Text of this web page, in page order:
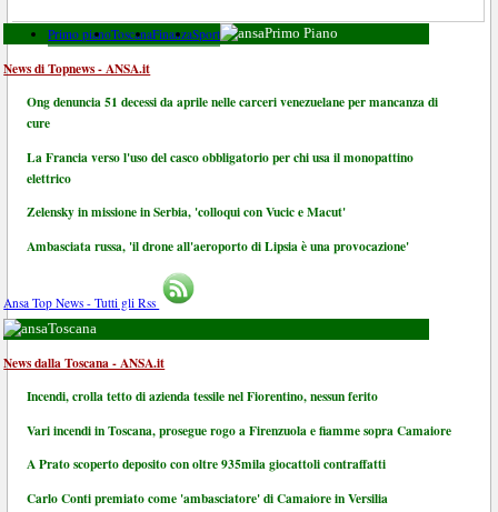
Primo pianoToscanaFinanzaSport Primo Piano
News di Topnews - ANSA.it
Ong denuncia 51 decessi da aprile nelle carceri venezuelane per mancanza di
cure
La Francia verso l'uso del casco obbligatorio per chi usa il monopattino
elettrico
Zelensky in missione in Serbia, 'colloqui con Vucic e Macut'
Ambasciata russa, 'il drone all'aeroporto di Lipsia è una provocazione'
Ansa Top News - Tutti gli Rss
Toscana
News dalla Toscana - ANSA.it
Incendi, crolla tetto di azienda tessile nel Fiorentino, nessun ferito
Vari incendi in Toscana, prosegue rogo a Firenzuola e fiamme sopra Camaiore
A Prato scoperto deposito con oltre 935mila giocattoli contraffatti
Carlo Conti premiato come 'ambasciatore' di Camaiore in Versilia